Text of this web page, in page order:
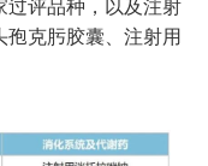
过评品种，以及注射
克肟胶囊、注射用